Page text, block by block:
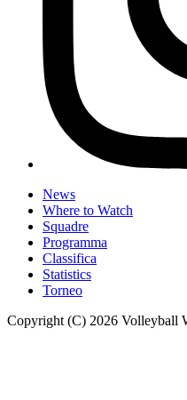
News
Where to Watch
Squadre
Programma
Classifica
Statistics
Torneo
Copyright (C) 2026 Volleyball